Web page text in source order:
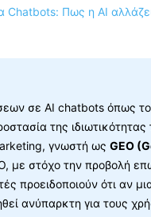
σε AI chatbots όπως το
της
γνωστή ως GEO
με στόχο την προβολή
προειδοποιούν ότι αν
ανύπαρκτη για τους